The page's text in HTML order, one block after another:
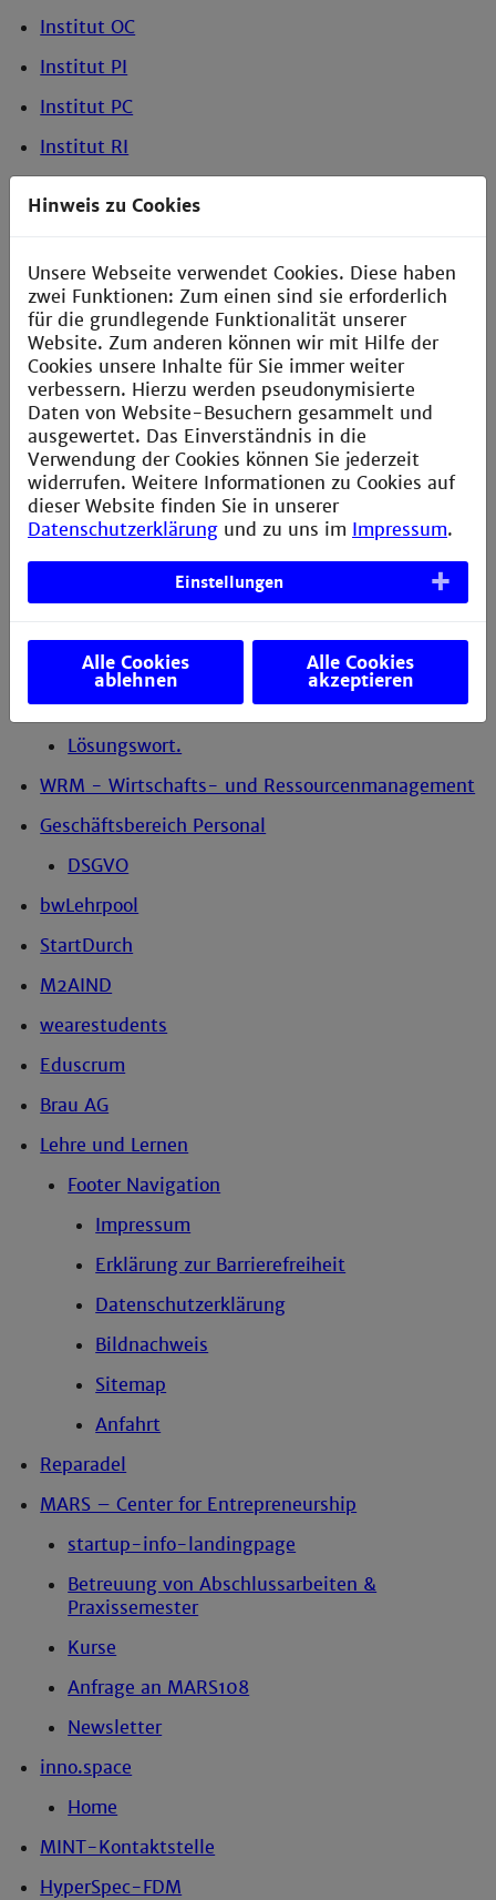
Institut OC
Institut PI
Institut PC
Institut RI
DSGVO GIT
DSGVO SambaAD
Institut TRI
TBV
Institut IMaSE
Bibliothek
Kommunikation und Marketing
CIT - Campus IT und Services
TB - Technischer Bereich (vormals TBL)
VS - Verfasste Studierendenschaft
Lösungswort.
WRM - Wirtschafts- und Ressourcenmanagement
Geschäftsbereich Personal
DSGVO
bwLehrpool
StartDurch
M2AIND
wearestudents
Eduscrum
Brau AG
Lehre und Lernen
Footer Navigation
Impressum
Erklärung zur Barrierefreiheit
Datenschutzerklärung
Bildnachweis
Sitemap
Anfahrt
Reparadel
MARS – Center for Entrepreneurship
startup-info-landingpage
Betreuung von Abschlussarbeiten &
Praxissemester
Kurse
Anfrage an MARS108
Newsletter
inno.space
Home
MINT-Kontaktstelle
HyperSpec-FDM
Hinweis zu Cookies
Unsere Webseite verwendet Cookies. Diese haben
zwei Funktionen: Zum einen sind sie erforderlich
für die grundlegende Funktionalität unserer
Website. Zum anderen können wir mit Hilfe der
Cookies unsere Inhalte für Sie immer weiter
verbessern. Hierzu werden pseudonymisierte
Daten von Website-Besuchern gesammelt und
ausgewertet. Das Einverständnis in die
Verwendung der Cookies können Sie jederzeit
widerrufen. Weitere Informationen zu Cookies auf
dieser Website finden Sie in unserer
Datenschutzerklärung und zu uns im Impressum.
Einstellungen
Alle Cookies
ablehnen
Alle Cookies
akzeptieren